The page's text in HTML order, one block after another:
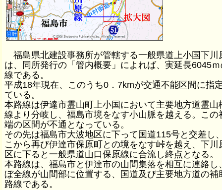
福島県北建設事務所が管轄する一般県道上小国下川
は、同所発行の「管内概要」によれば、実延長6045
線である。
平成18年現在、このうち0．7kmが交通不能区間に指
ている。
本路線は伊達市霊山町上小国において主要地方道霊山
線より分岐し、福島市境をなす小山脈を越える。この
端の区間が不通となっている。
その先は福島市大波地区に下って国道115号と交差し
こから再び伊達市保原町との境をなす峠を越え、下川
区に下ると一般県道山口保原線に合流し終点となる。
本路線は、福島市と伊達市の山間集落を相互に連絡し
ぼ全線が山間部に位置する、国道及び主要地方道の補
路線である。